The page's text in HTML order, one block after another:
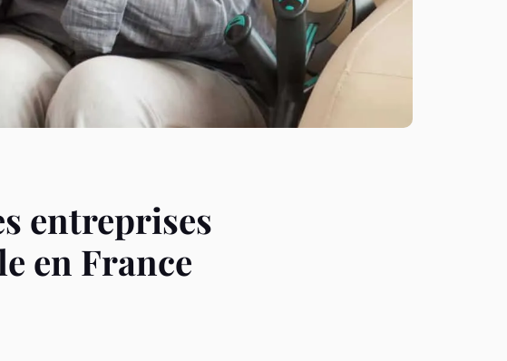
entreprises
en France